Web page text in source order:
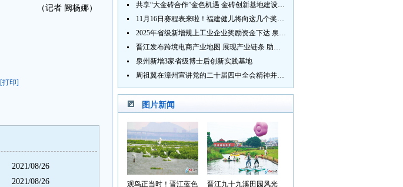
（记者 阙杨娜）
[打印]
2021/08/26
2021/08/26
共享“大金砖合作”金色机遇 金砖创新基地建设成效显著
11月16日赛程表来啦！福建健儿将向这几个奖牌发起冲击→
2025年省级新增规上工业企业奖励资金下达 泉州市获补资金居全省首位
晋江发布跨境电商产业地图 展现产业链条 助力“晋品出海”
泉州新增3家省级博士后创新实践基地
周祖翼在漳州宣讲党的二十届四中全会精神并调研
图片新闻
观鸟正当时！晋江蓝色
晋江九十九溪田园风光